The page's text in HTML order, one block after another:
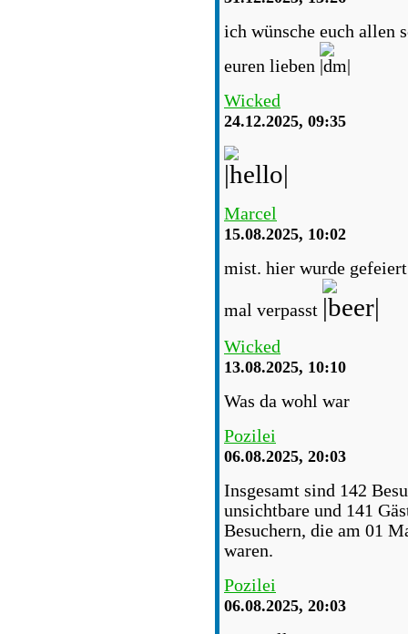
ich wünsche euch allen
euren lieben
Wicked
24.12.2025, 09:35
Marcel
15.08.2025, 10:02
mist. hier wurde
mal verpasst
Wicked
13.08.2025, 10:10
Was da wohl war
Pozilei
06.08.2025, 20:03
Insgesamt sind 142
unsichtbare und 141
Besuchern, die am 01
waren.
Pozilei
06.08.2025, 20:03